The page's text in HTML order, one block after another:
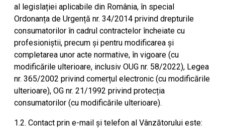
al legislației aplicabile din România, în special
Ordonanța de Urgență nr. 34/2014 privind drepturile
consumatorilor în cadrul contractelor încheiate cu
profesioniștii, precum și pentru modificarea și
completarea unor acte normative, în vigoare (cu
modificările ulterioare, inclusiv OUG nr. 58/2022), Legea
nr. 365/2002 privind comerțul electronic (cu modificările
ulterioare), OG nr. 21/1992 privind protecția
consumatorilor (cu modificările ulterioare).
1.2. Contact prin e-mail și telefon al Vânzătorului este: